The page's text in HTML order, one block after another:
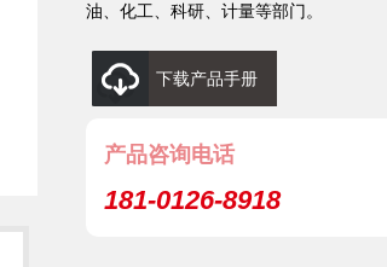
油、化工、科研、计量等部门。
下载产品手册
产品咨询电话
181-0126-8918